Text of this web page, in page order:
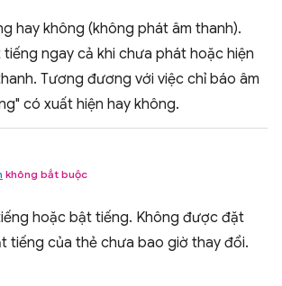
hay không (không phát âm thanh).
ngay cả khi chưa phát hoặc hiện
Tương đương với việc chỉ báo âm
có xuất hiện hay không.
không bắt buộc
hoặc bật tiếng. Không được đặt
tiếng của thẻ chưa bao giờ thay đổi.